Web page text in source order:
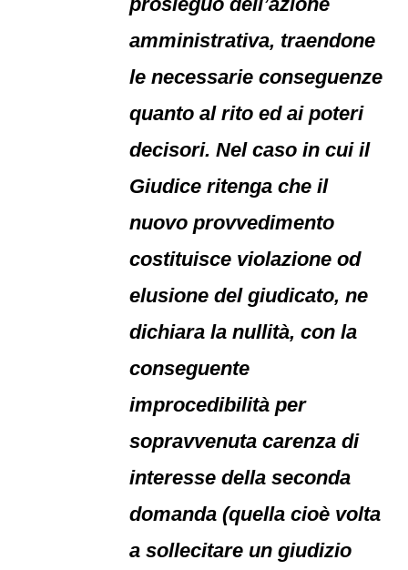
amministrativa, traendone
le necessarie conseguenze
quanto al rito ed ai poteri
decisori. Nel caso in cui il
Giudice ritenga che il
nuovo provvedimento
costituisce violazione od
elusione del giudicato, ne
dichiara la nullità, con la
conseguente
improcedibilità per
sopravvenuta carenza di
interesse della seconda
domanda (quella cioè volta
a sollecitare un giudizio